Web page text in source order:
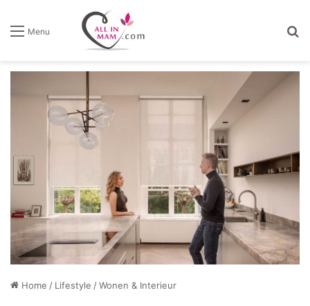
Menu
Home / Lifestyle /Wonen & Interieur